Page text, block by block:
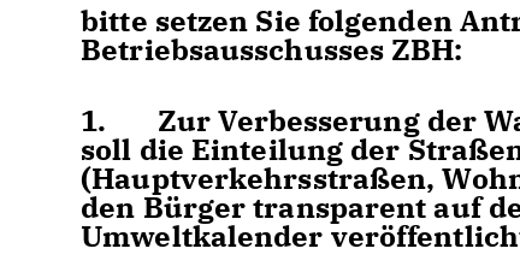
bitte setzen Sie folgenden
Betriebsausschusses ZBH:
1. Zur Verbesserung der
soll die Einteilung der
(Hauptverkehrsstraßen,
den Bürger transparent auf
Umweltkalender